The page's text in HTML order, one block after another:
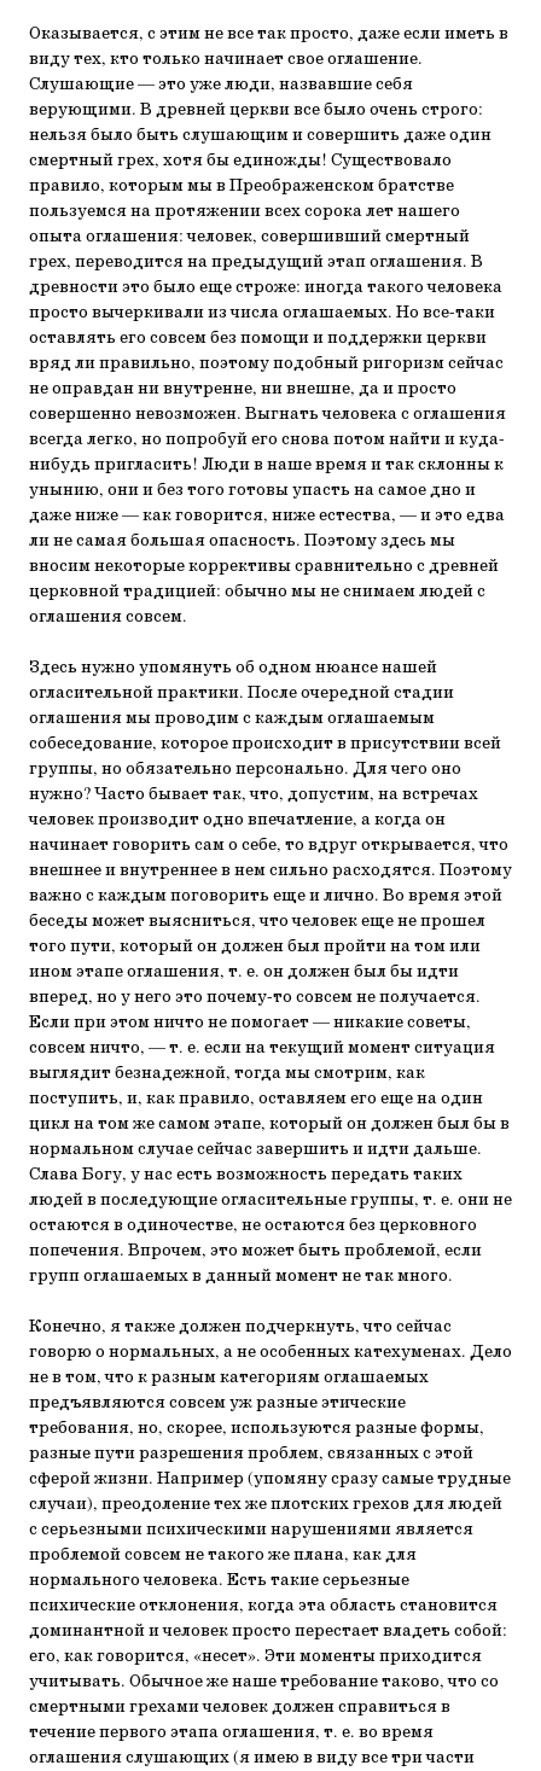
Оказывается, с этим не все так просто, даже если иметь в
виду тех, кто только начинает свое оглашение.
Слушающие — это уже люди, назвавшие себя
верующими. В древней церкви все было очень строго:
нельзя было быть слушающим и совершить даже один
смертный грех, хотя бы единожды! Существовало
правило, которым мы в Преображенском братстве
пользуемся на протяжении всех сорока лет нашего
опыта оглашения: человек, совершивший смертный
грех, переводится на предыдущий этап оглашения. В
древности это было еще строже: иногда такого человека
просто вычеркивали из числа оглашаемых. Но все-таки
оставлять его совсем без помощи и поддержки церкви
вряд ли правильно, поэтому подобный ригоризм сейчас
не оправдан ни внутренне, ни внешне, да и просто
совершенно невозможен. Выгнать человека с оглашения
всегда легко, но попробуй его снова потом найти и куда-
нибудь пригласить! Люди в наше время и так склонны к
унынию, они и без того готовы упасть на самое дно и
даже ниже — как говорится, ниже естества, — и это едва
ли не самая большая опасность. Поэтому здесь мы
вносим некоторые коррективы сравнительно с древней
церковной традицией: обычно мы не снимаем людей с
оглашения совсем.
Здесь нужно упомянуть об одном нюансе нашей
огласительной практики. После очередной стадии
оглашения мы проводим с каждым оглашаемым
собеседование, которое происходит в присутствии всей
группы, но обязательно персонально. Для чего оно
нужно? Часто бывает так, что, допустим, на встречах
человек производит одно впечатление, а когда он
начинает говорить сам о себе, то вдруг открывается, что
внешнее и внутреннее в нем сильно расходятся. Поэтому
важно с каждым поговорить еще и лично. Во время этой
беседы может выясниться, что человек еще не прошел
того пути, который он должен был пройти на том или
ином этапе оглашения, т. е. он должен был бы идти
вперед, но у него это почему-то совсем не получается.
Если при этом ничто не помогает — никакие советы,
совсем ничто, — т. е. если на текущий момент ситуация
выглядит безнадежной, тогда мы смотрим, как
поступить, и, как правило, оставляем его еще на один
цикл на том же самом этапе, который он должен был бы в
нормальном случае сейчас завершить и идти дальше.
Слава Богу, у нас есть возможность передать таких
людей в последующие огласительные группы, т. е. они не
остаются в одиночестве, не остаются без церковного
попечения. Впрочем, это может быть проблемой, если
групп оглашаемых в данный момент не так много.
Конечно, я также должен подчеркнуть, что сейчас
говорю о нормальных, а не особенных катехуменах. Дело
не в том, что к разным категориям оглашаемых
предъявляются совсем уж разные этические
требования, но, скорее, используются разные формы,
разные пути разрешения проблем, связанных с этой
сферой жизни. Например (упомяну сразу самые трудные
случаи), преодоление тех же плотских грехов для людей
с серьезными психическими нарушениями является
проблемой совсем не такого же плана, как для
нормального человека. Есть такие серьезные
психические отклонения, когда эта область становится
доминантной и человек просто перестает владеть собой:
его, как говорится, «несет». Эти моменты приходится
учитывать. Обычное же наше требование таково, что со
смертными грехами человек должен справиться в
течение первого этапа оглашения, т. е. во время
оглашения слушающих (я имею в виду все три части